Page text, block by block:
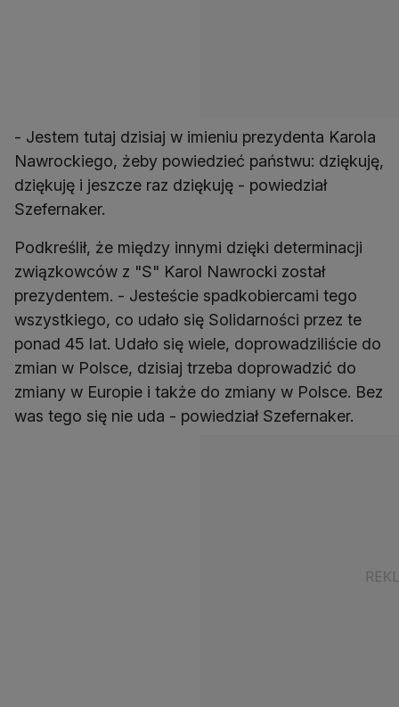
- Jestem tutaj dzisiaj w imieniu prezydenta Karola
Nawrockiego, żeby powiedzieć państwu: dziękuję,
dziękuję i jeszcze raz dziękuję - powiedział
Szefernaker.
Podkreślił, że między innymi dzięki determinacji
związkowców z "S" Karol Nawrocki został
prezydentem. - Jesteście spadkobiercami tego
wszystkiego, co udało się Solidarności przez te
ponad 45 lat. Udało się wiele, doprowadziliście do
zmian w Polsce, dzisiaj trzeba doprowadzić do
zmiany w Europie i także do zmiany w Polsce. Bez
was tego się nie uda - powiedział Szefernaker.